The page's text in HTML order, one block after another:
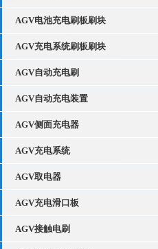
AGV电池充电刷板刷块
AGV充电系统刷板刷块
AGV自动充电刷
AGV自动充电装置
AGV侧面充电器
AGV充电系统
AGV取电器
AGV充电滑口板
AGV接触电刷